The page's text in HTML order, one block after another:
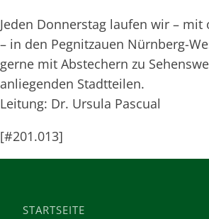
Jeden Donnerstag laufen wir – mit
– in den Pegnitzauen Nürnberg-
gerne mit Abstechern zu
anliegenden Stadtteilen.
Leitung: Dr. Ursula Pascual
[#201.013]
STARTSEITE